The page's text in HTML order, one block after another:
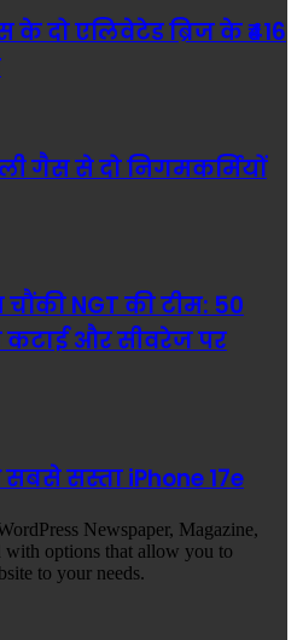
दो एलिवेटेड ब्रिज के ₹416
गैस से दो निगमकर्मियों
चौंकी NGT की टीम: 50
कटाई और सीवरेज पर
सस्ता iPhone 17e
Newspaper, Magazine,
with options that allow you to
to your needs.